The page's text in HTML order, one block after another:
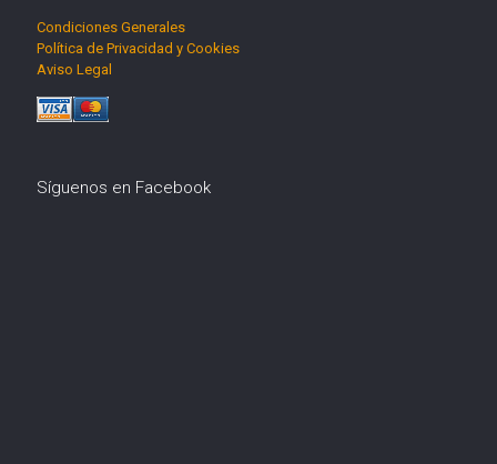
Condiciones Generales
Política de Privacidad y Cookies
Aviso Legal
Síguenos en Facebook